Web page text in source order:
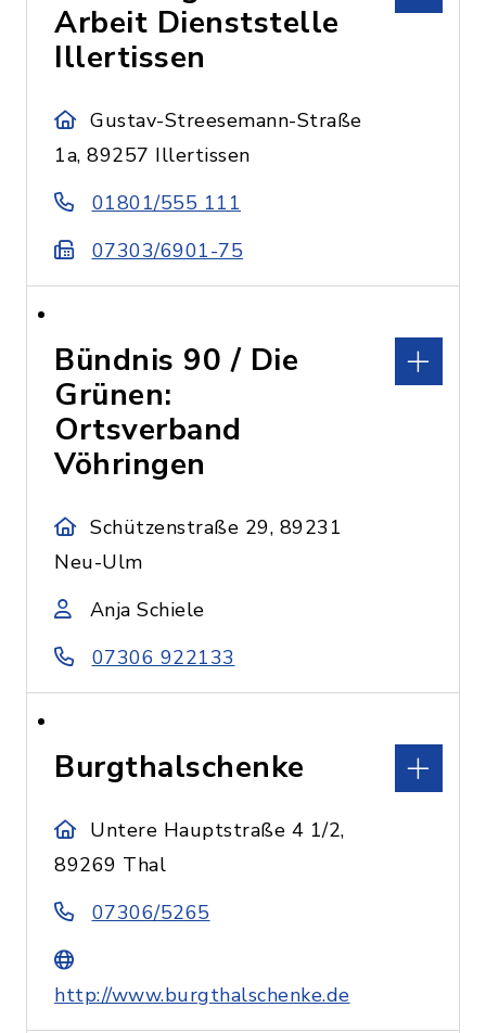
Arbeit Dienststelle
Illertissen
Gustav-Streesemann-Straße
1a, 89257 Illertissen
01801/555 111
07303/6901-75
Bündnis 90 / Die
Grünen:
Ortsverband
Vöhringen
Schützenstraße 29, 89231
Neu-Ulm
Anja Schiele
07306 922133
Burgthalschenke
Untere Hauptstraße 4 1/2,
89269 Thal
07306/5265
http://www.burgthalschenke.de